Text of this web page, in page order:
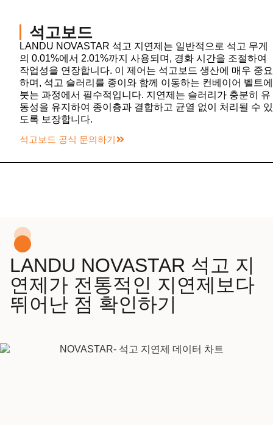
석고보드
LANDU NOVASTAR 석고 지연제는 일반적으로 석고 무게
의 0.01%에서 2.01%까지 사용되며, 경화 시간을 조절하여
작업성을 연장합니다. 이 제어는 석고보드 생산에 매우 중요
하며, 석고 슬러리를 종이와 함께 이동하는 컨베이어 벨트에
붓는 과정에서 필수적입니다. 지연제는 슬러리가 충분히 유
동성을 유지하여 종이층과 결합하고 균열 없이 처리될 수 있
도록 보장합니다.
석고보드 공식 문의하기
LANDU NOVASTAR 석고 지
연제가 전통적인 지연제보다
뛰어난 점 확인하기